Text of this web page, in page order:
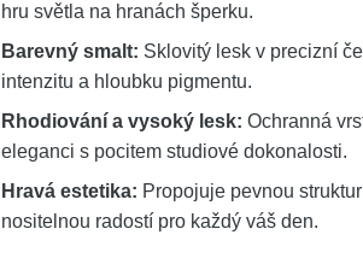
hru světla na hranách šperku.
Barevný smalt: Sklovitý lesk v precizní
intenzitu a hloubku pigmentu.
Rhodiování a vysoký lesk: Ochranná
eleganci s pocitem studiové dokonalosti.
Hravá estetika: Propojuje pevnou
nositelnou radostí pro každý váš den.